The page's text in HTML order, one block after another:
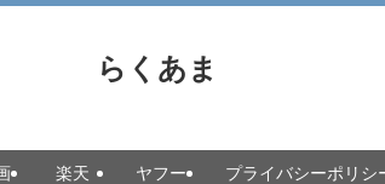
らくあま
楽天 ヤフー プライバシーポリシ